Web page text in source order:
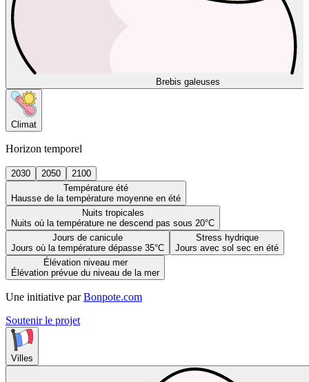
Brebis galeuses
Climat
Horizon temporel
2030 2050
2100
Température été
Hausse de la température moyenne en été
Nuits tropicales
Nuits où la température ne descend pas sous 20°C
Jours de canicule
Jours où la température dépasse 35°C
Stress hydrique
Jours avec sol sec en été
Élévation niveau mer
Élévation prévue du niveau de la mer
Une initiative par Bonpote.com
Soutenir le projet
Villes